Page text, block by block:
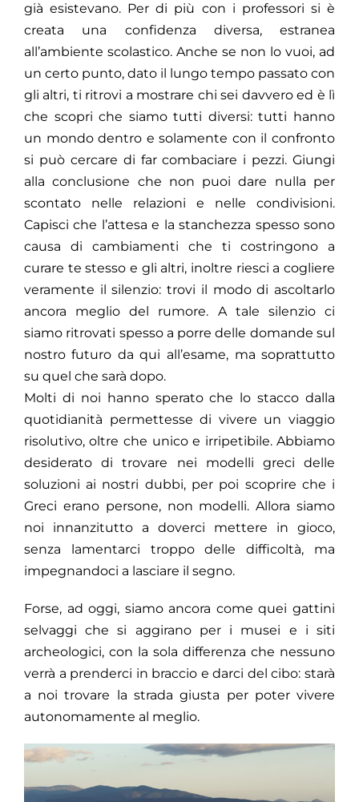
già esistevano. Per di più con i professori si è
creata una confidenza diversa, estranea
all’ambiente scolastico. Anche se non lo vuoi, ad
un certo punto, dato il lungo tempo passato con
gli altri, ti ritrovi a mostrare chi sei davvero ed è lì
che scopri che siamo tutti diversi: tutti hanno
un mondo dentro e solamente con il confronto
si può cercare di far combaciare i pezzi. Giungi
alla conclusione che non puoi dare nulla per
scontato nelle relazioni e nelle condivisioni.
Capisci che l’attesa e la stanchezza spesso sono
causa di cambiamenti che ti costringono a
curare te stesso e gli altri, inoltre riesci a cogliere
veramente il silenzio: trovi il modo di ascoltarlo
ancora meglio del rumore.
A tale silenzio ci
siamo ritrovati spesso a porre delle domande sul
nostro futuro da qui all’esame, ma soprattutto
su quel che sarà dopo.
Molti di noi hanno sperato che lo stacco dalla
quotidianità permettesse di vivere un viaggio
risolutivo, oltre che unico e irripetibile. Abbiamo
desiderato di trovare nei modelli greci delle
soluzioni ai nostri dubbi, per poi scoprire che i
Greci erano persone, non modelli. Allora siamo
noi innanzitutto a doverci mettere in gioco,
senza lamentarci troppo delle difficoltà, ma
impegnandoci a lasciare il segno.
Forse, ad oggi, siamo ancora come quei gattini
selvaggi che si aggirano per i musei e i siti
archeologici, con la sola differenza che nessuno
verrà a prenderci in braccio e darci del cibo: starà
a noi trovare la strada giusta per poter vivere
autonomamente al meglio.